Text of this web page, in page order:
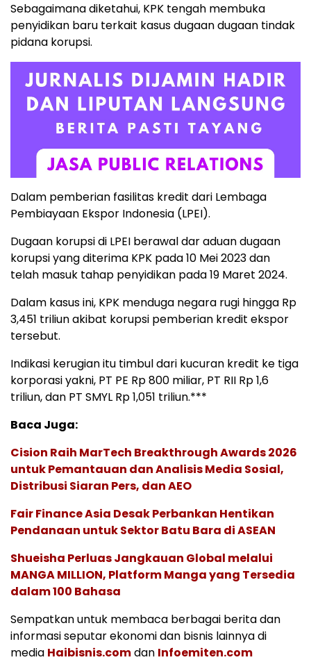
Sebagaimana diketahui, KPK tengah membuka
penyidikan baru terkait kasus dugaan dugaan tindak
pidana korupsi.
Dalam pemberian fasilitas kredit dari Lembaga
Pembiayaan Ekspor Indonesia (LPEI).
Dugaan korupsi di LPEI berawal dar aduan dugaan
korupsi yang diterima KPK pada 10 Mei 2023 dan
telah masuk tahap penyidikan pada 19 Maret 2024.
Dalam kasus ini, KPK menduga negara rugi hingga Rp
3,451 triliun akibat korupsi pemberian kredit ekspor
tersebut.
Indikasi kerugian itu timbul dari kucuran kredit ke tiga
korporasi yakni, PT PE Rp 800 miliar, PT RII Rp 1,6
triliun, dan PT SMYL Rp 1,051 triliun.***
Baca Juga:
Cision Raih MarTech Breakthrough Awards 2026
untuk Pemantauan dan Analisis Media Sosial,
Distribusi Siaran Pers, dan AEO
Fair Finance Asia Desak Perbankan Hentikan
Pendanaan untuk Sektor Batu Bara di ASEAN
Shueisha Perluas Jangkauan Global melalui
MANGA MILLION, Platform Manga yang Tersedia
dalam 100 Bahasa
Sempatkan untuk membaca berbagai berita dan
informasi seputar ekonomi dan bisnis lainnya di
media Haibisnis.comdan Infoemiten.com